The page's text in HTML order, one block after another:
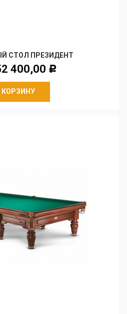
СТОЛ ПРЕЗИДЕНТ
400,00 Р
КОРЗИНУ